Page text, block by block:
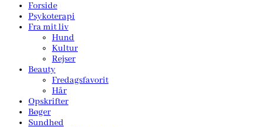
Forside
Psykoterapi
Fra mit liv
Hund
Kultur
Rejser
Beauty
Fredagsfavorit
Hår
Opskrifter
Bøger
Sundhed